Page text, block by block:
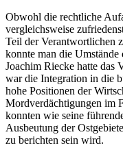
Obwohl die rechtliche
vergleichsweise
Teil der Verantwortlichen
konnte man die
Joachim Riecke hatte das
war die Integration in die
hohe Positionen der
Mordverdächtigungen im
konnten wie seine
Ausbeutung der
zu berichten sein wird.